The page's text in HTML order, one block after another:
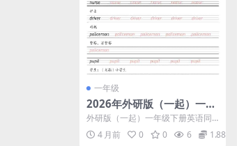
一年级
2026年外研版（一起）一年
级下册英语课内同步字帖电
子版：规范书写提分专项
外研版（一起）一年级下册英语同
步字帖，练就标准好书法 对于小学
一年级的孩子来说，...
4 月前 0 0 6 1.88